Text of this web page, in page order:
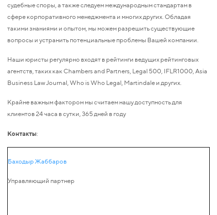
судебные споры, а также следуем международным стандартам в
сфере корпоративного менеджмента и многих других. Обладая
такими знаниями и опытом, мы можем разрешить существующие
вопросы и устранить потенциальные проблемы Вашей компании.
Наши юристы регулярно входят в рейтинги ведущих рейтинговых
агентств, таких как Chambers and Partners, Legal 500, IFLR1000, Asia
Business Law Journal, Who is Who Legal, Martindale и других.
Крайне важным фактором мы считаем нашу доступность для
клиентов 24 часа в сутки, 365 дней в году
Контакты:
Баходыр Жаббаров
Управляющий партнер